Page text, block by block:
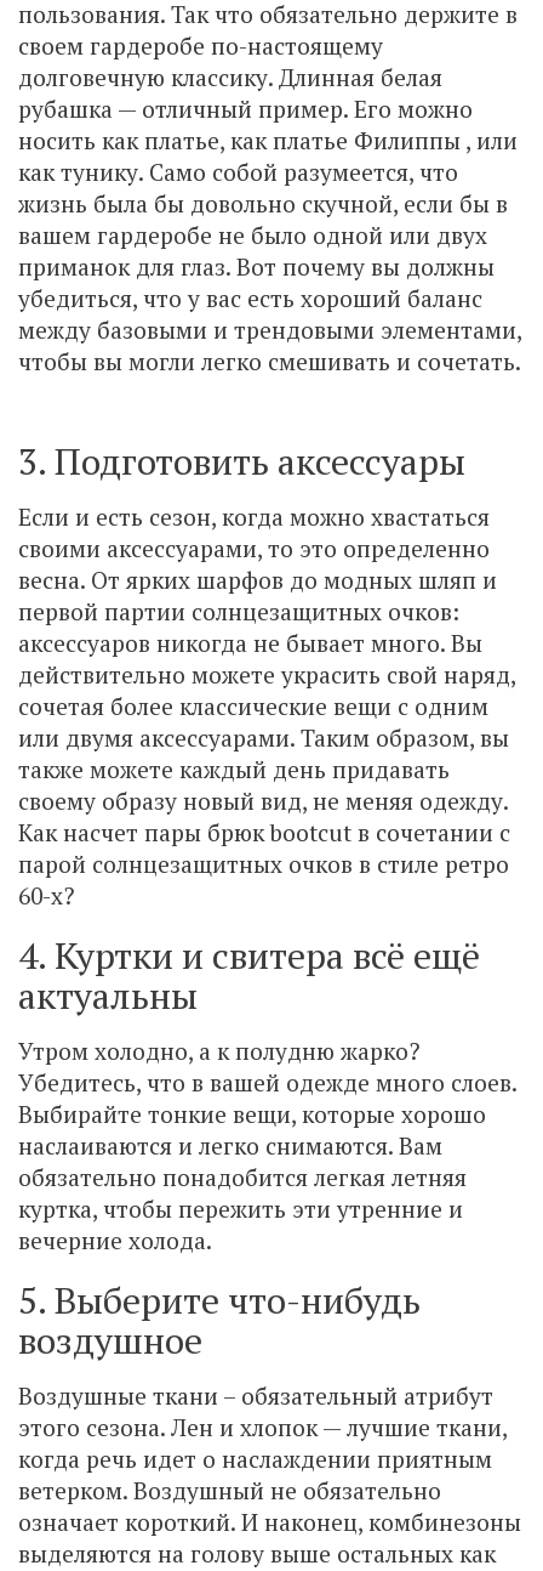
пользования. Так что обязательно держите в
своем гардеробе по-настоящему
долговечную классику. Длинная белая
рубашка — отличный пример. Его можно
носить как платье, как платье Филиппы , или
как тунику. Само собой разумеется, что
жизнь была бы довольно скучной, если бы в
вашем гардеробе не было одной или двух
приманок для глаз. Вот почему вы должны
убедиться, что у вас есть хороший баланс
между базовыми и трендовыми элементами,
чтобы вы могли легко смешивать и сочетать.
3. Подготовить аксессуары
Если и есть сезон, когда можно хвастаться
своими аксессуарами, то это определенно
весна. От ярких шарфов до модных шляп и
первой партии солнцезащитных очков:
аксессуаров никогда не бывает много. Вы
действительно можете украсить свой наряд,
сочетая более классические вещи с одним
или двумя аксессуарами. Таким образом, вы
также можете каждый день придавать
своему образу новый вид, не меняя одежду.
Как насчет пары брюк bootcut в сочетании с
парой солнцезащитных очков в стиле ретро
60-х?
4. Куртки и свитера всё ещё
актуальны
Утром холодно, а к полудню жарко?
Убедитесь, что в вашей одежде много слоев.
Выбирайте тонкие вещи, которые хорошо
наслаиваются и легко снимаются. Вам
обязательно понадобится легкая летняя
куртка, чтобы пережить эти утренние и
вечерние холода.
5. Выберите что-нибудь
воздушное
Воздушные ткани – обязательный атрибут
этого сезона. Лен и хлопок — лучшие ткани,
когда речь идет о наслаждении приятным
ветерком. Воздушный не обязательно
означает короткий. И наконец, комбинезоны
выделяются на голову выше остальных как